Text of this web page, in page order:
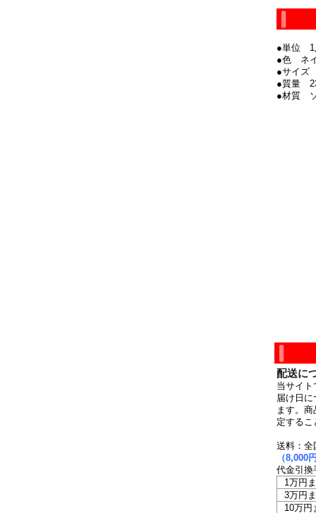
●単位 1
●色 ネ
●サイズ
●質量
●材質
配送に
当サイ
届け日
ます。
定する
送料：全
（8,000
代金引換
1万円
3万円
10万円